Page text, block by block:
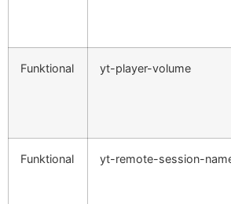
Funktional yt-player-volume
Funktional yt-remote-session-